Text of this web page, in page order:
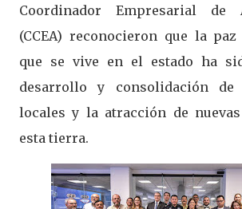
Coordinador Empresarial de
(CCEA) reconocieron que la
que se vive en el estado ha
desarrollo y consolidación de
locales y la atracción de
esta tierra.